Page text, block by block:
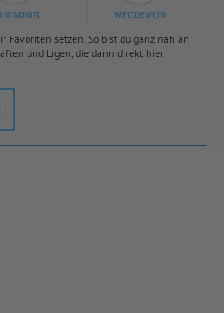
Wettbewerb
Favoriten setzen. So bist du ganz nah an
und Ligen, die dann direkt hier